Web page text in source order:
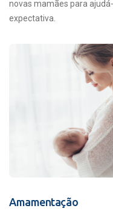
novas mamães para
expectativa.
Amamentação